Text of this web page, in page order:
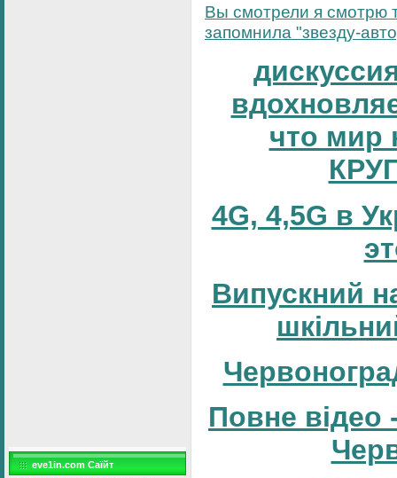
eve1in.com Саїйт
Вы смотрели я смотрю
запомнила "звезду-
что мир
4G, 4,5G в
Випускний
Повне відео